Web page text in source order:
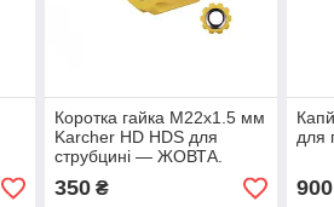
Коротка гайка M22x1.5 мм
Karcher HD HDS для
струбцині — ЖОВТА.
Редуктор з нержавіючої
сталі INOX для обтиску.
350₴
для
900